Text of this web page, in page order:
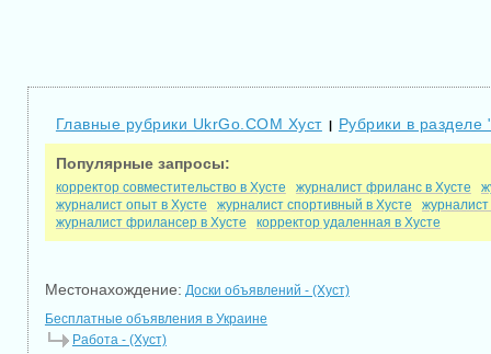
Главные рубрики UkrGo.COM Хуст | Рубрики в разделе
Популярные запросы:
корректор совместительство в Хусте журналист фриланс в Хусте
журналист опыт в Хусте
журналист спортивный в Хусте
журналист фрилансер в Хусте
корректор удаленная в Хусте
Местонахождение: Доски объявлений - (Хуст)
Бесплатные объявления в Украине
Работа - (Хуст)